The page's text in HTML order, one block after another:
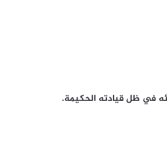
في ظل قيادته الحكيمة.